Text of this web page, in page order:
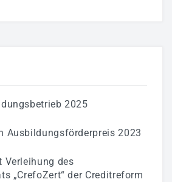
2025
Ausbildungsförderpreis 2023
Verleihung des
„CrefoZert“ der Creditreform